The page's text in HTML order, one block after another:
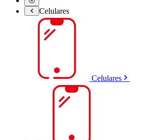
Celulares
Celulares